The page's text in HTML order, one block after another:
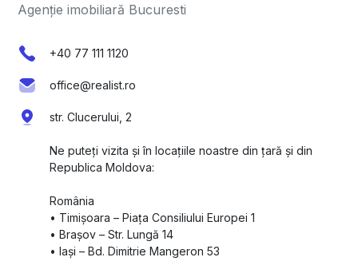
Agenție imobiliară Bucuresti
+40 77 111 1120
office@realist.ro
str. Clucerului, 2
Ne puteți vizita și în locațiile noastre din țară și din
Republica Moldova:
România
•⁠ ⁠Timișoara – Piața Consiliului Europei 1
•⁠ ⁠Brașov – Str. Lungă 14
•⁠ ⁠Iași – Bd. Dimitrie Mangeron 53